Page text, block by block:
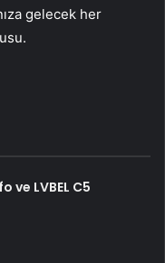
gelecek her
ve LVBEL C5